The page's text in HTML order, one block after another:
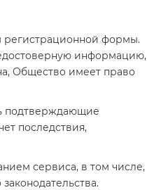
регистрационной формы.
информацию,
Общество имеет право
подтверждающие
последствия,
сервиса, в том числе,